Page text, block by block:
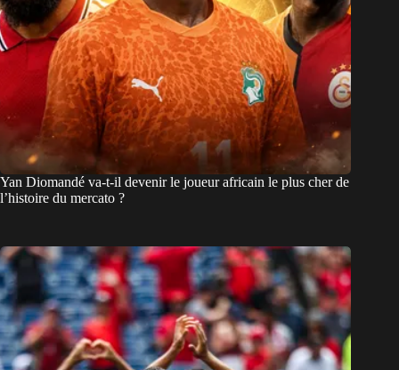
Yan Diomandé va-t-il devenir le joueur africain le plus cher de
l’histoire du mercato ?